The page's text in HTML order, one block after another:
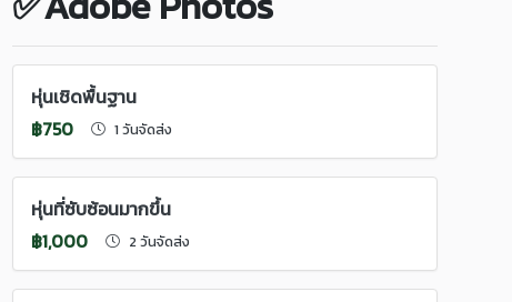
หุ่นเชิดพื้นฐาน
฿750
1 วันจัดส่ง
หุ่นที่ซับซ้อนมากขึ้น
฿1,000
2 วันจัดส่ง